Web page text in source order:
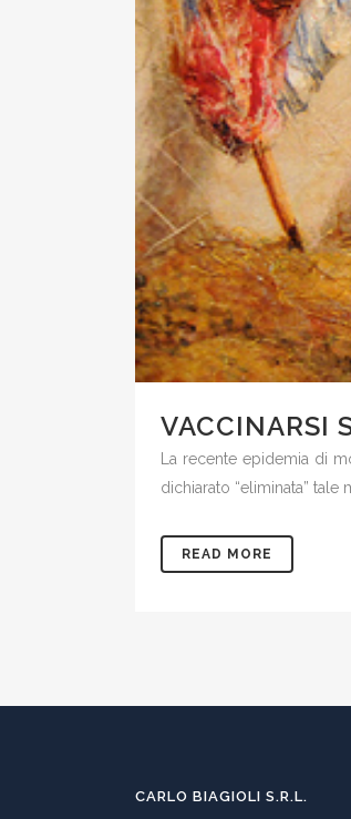
VACCINARSI
La recente epidemia di
dichiarato “eliminata”
READ MORE
CARLO BIAGIOLI S.R.L.